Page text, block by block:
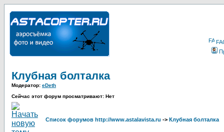
Клубная болталка
Модератор: eDeth
Сейчас этот форум просматривают: Нет
Список форумов http://www.astalavista.ru -> Клубная болталка